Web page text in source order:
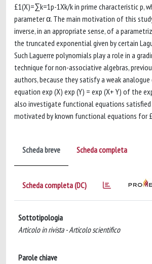
£1(X)=∑k=1p-1Xk/k in prime characteristic p,
parameter α. The main motivation of this
inverse, in an appropriate sense, of a
the truncated exponential given by certain
Such Laguerre polynomials play a role in a
technique for non-associative algebras,
authors, because they satisfy a weak
equation exp (X) exp (Y) = exp (X+ Y) of the
also investigate functional equations satisfied
motivated by known functional equations for £
Scheda breve Scheda completa
Scheda completa (DC)
Sottotipologia
Articolo in rivista - Articolo scientifico
Parole chiave